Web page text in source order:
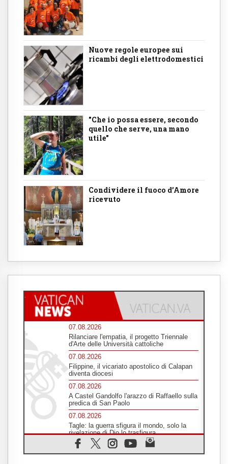
Nuove regole europee sui
ricambi degli elettrodomestici
"Che io possa essere, secondo
quello che serve, una mano
utile"
Condividere il fuoco d’Amore
ricevuto
07.08.2026
Rilanciare l'empatia, il progetto Triennale
d'Arte delle Università cattoliche
07.08.2026
Filippine, il vicariato apostolico di Calapan
diventa diocesi
07.08.2026
A Castel Gandolfo l'arazzo di Raffaello sulla
predica di San Paolo
07.08.2026
Tagle: la guerra sfigura il mondo, solo la
rivelazione di Dio lo trasfigura
07.08.2026
Il Papa in Francia, quattro giorni intensi tra